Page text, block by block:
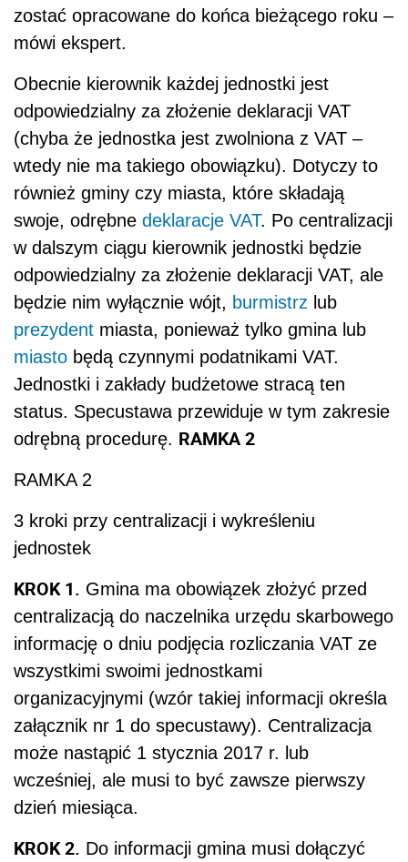
zostać opracowane do końca bieżącego roku –
mówi ekspert.
Obecnie kierownik każdej jednostki jest
odpowiedzialny za złożenie deklaracji VAT
(chyba że jednostka jest zwolniona z VAT –
wtedy nie ma takiego obowiązku). Dotyczy to
również gminy czy miasta, które składają
swoje, odrębne deklaracje VAT. Po centralizacji
w dalszym ciągu kierownik jednostki będzie
odpowiedzialny za złożenie deklaracji VAT, ale
będzie nim wyłącznie wójt, burmistrz lub
prezydent miasta, ponieważ tylko gmina lub
miasto będą czynnymi podatnikami VAT.
Jednostki i zakłady budżetowe stracą ten
status. Specustawa przewiduje w tym zakresie
odrębną procedurę. RAMKA 2
RAMKA 2
3 kroki przy centralizacji i wykreśleniu
jednostek
KROK 1. Gmina ma obowiązek złożyć przed
centralizacją do naczelnika urzędu skarbowego
informację o dniu podjęcia rozliczania VAT ze
wszystkimi swoimi jednostkami
organizacyjnymi (wzór takiej informacji określa
załącznik nr 1 do specustawy). Centralizacja
może nastąpić 1 stycznia 2017 r. lub
wcześniej, ale musi to być zawsze pierwszy
dzień miesiąca.
KROK 2. Do informacji gmina musi dołączyć